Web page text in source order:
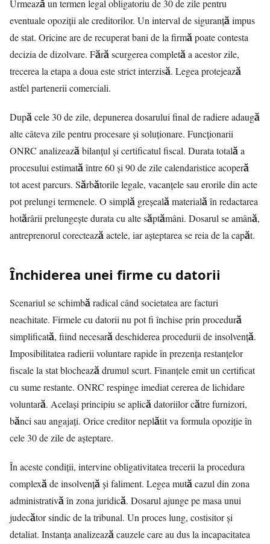
Urmează un termen legal obligatoriu de 30 de zile pentru
eventuale opoziții ale creditorilor. Un interval de siguranță impus
de stat. Oricine are de recuperat bani de la firmă poate contesta
decizia de dizolvare. Fără scurgerea completă a acestor zile,
trecerea la etapa a doua este strict interzisă. Legea protejează
astfel partenerii comerciali.
După cele 30 de zile, depunerea dosarului final de radiere adaugă
alte câteva zile pentru procesare și soluționare. Funcționarii
ONRC analizează bilanțul și certificatul fiscal. Durata totală a
procesului estimată între 60 și 90 de zile calendaristice acoperă
tot acest parcurs. Sărbătorile legale, vacanțele sau erorile din acte
pot prelungi termenele. O simplă greșeală materială în redactarea
hotărârii prelungește durata cu alte săptămâni. Dosarul se amână,
antreprenorul corectează actele, iar așteptarea se reia de la capăt.
Închiderea unei firme cu datorii
Scenariul se schimbă radical când societatea are facturi
neachitate. Firmele cu datorii nu pot fi închise prin procedură
simplificată, fiind necesară deschiderea procedurii de insolvență.
Imposibilitatea radierii voluntare rapide în prezența restanțelor
fiscale la stat blochează drumul scurt. Finanțele emit un certificat
cu sume restante. ONRC respinge imediat cererea de lichidare
voluntară. Același principiu se aplică datoriilor către furnizori,
bănci sau angajați. Orice creditor neplătit va formula opoziție în
cele 30 de zile de așteptare.
În aceste condiții, intervine obligativitatea trecerii la procedura
complexă de insolvență și faliment. Legea mută cazul din zona
administrativă în zona juridică. Dosarul ajunge pe masa unui
judecător sindic de la tribunal. Un proces lung, costisitor și
detaliat. Instanța analizează cauzele care au dus la incapacitatea